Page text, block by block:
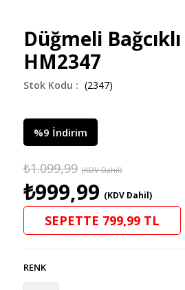
Düğmeli
HM2347
(2347)
%9 İndirim
₺1.099,99 (KDV Dahil)
₺999,99 (KDV Dahil)
SEPETTE 799,99 TL
RENK